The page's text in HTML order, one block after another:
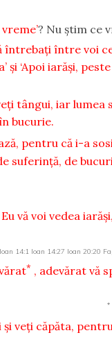
? Nu ştim ce
întrebaţi între voi
şi ‘Apoi iarăşi,
tângui, iar lumea
bucurie.
pentru că i-a
suferinţă, de
vă voi vedea
Ioan 14:1 Ioan 14:27 Ioan 20:20
* , adevărat vă
*
veţi căpăta,